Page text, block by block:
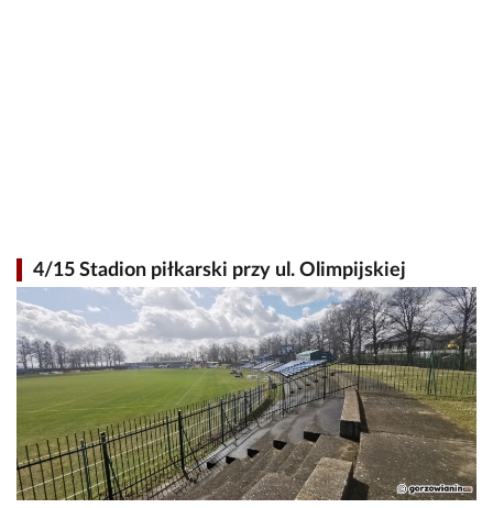
4/15 Stadion piłkarski przy ul. Olimpijskiej